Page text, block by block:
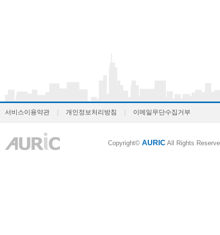
서비스이용약관 개인정보처리방침 이메일무단수집거부
Copyright© AURIC All Rights